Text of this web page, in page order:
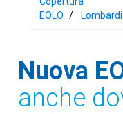
EOLO
Nuova
anche